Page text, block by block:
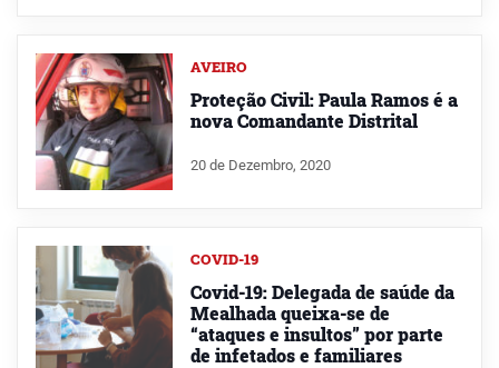
AVEIRO
Proteção Civil: Paula Ramos é a
nova Comandante Distrital
20 de Dezembro, 2020
COVID-19
Covid-19: Delegada de saúde da
Mealhada queixa-se de
“ataques e insultos” por parte
de infetados e familiares